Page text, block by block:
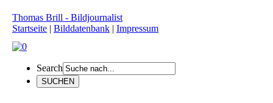
Thomas Brill - Bildjournalist
Startseite | Bilddatenbank | Impressum
Search